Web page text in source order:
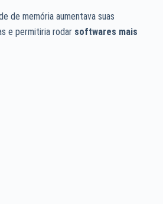
de memória aumentava suas
e permitiria rodar softwares mais